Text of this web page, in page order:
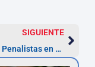
SIGUIENTE
Abogados Penalistas en Lérida — Defensa penal urgente